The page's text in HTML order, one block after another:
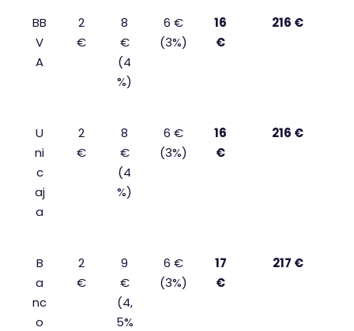
BB
V
A
2
€
8
€
(4
%)
6 €
(3%)
16
€
216 €
U
ni
c
aj
a
2
€
8
€
(4
%)
6 €
(3%)
16
€
216 €
B
a
nc
o
2
€
9
€
(4,
5%
6 €
(3%)
17
€
217 €